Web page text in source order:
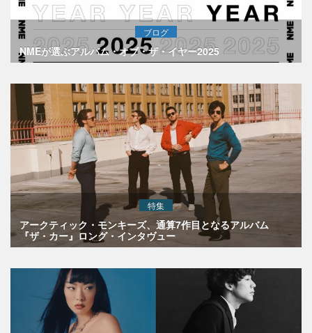
ブログ
NMEが選ぶアルバム・オブ・ザ・イヤー2025
特集
アークティック・モンキーズ、通算7作目となるアルバム
『ザ・カー』ロング・インタヴュー